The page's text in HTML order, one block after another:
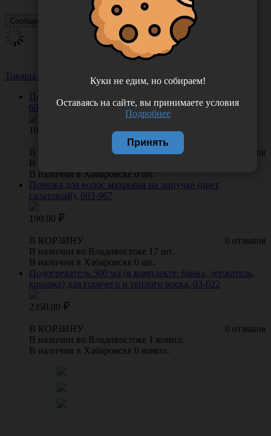
Товары из этой категории
Посмотреть все
Повязка для волос махровая на липучке (цвет фуксия),
603-965
190.00
0 отзывов
В КОРЗИНУ
В наличии во Владивостоке 3 шт.
В наличии в Хабаровске 0 шт.
Повязка для волос махровая на липучке (цвет
салатовый), 603-967
190.00
0 отзывов
В КОРЗИНУ
В наличии во Владивостоке 17 шт.
В наличии в Хабаровске 0 шт.
Подогреватель 500 мл (в комплекте: банка, держатель,
крышка) для горячего и теплого воска, 03-022
2350.00
0 отзывов
В КОРЗИНУ
В наличии во Владивостоке 1 компл.
В наличии в Хабаровске 0 компл.
Куки не едим, но собираем!
Оставаясь на сайте, вы принимаете условия
Подробнее
Принять